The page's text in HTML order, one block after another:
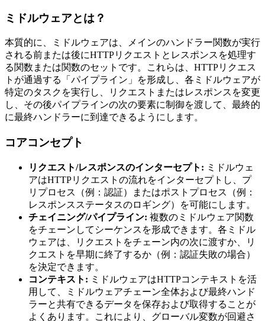
ミドルウェアとは？
本質的に、ミドルウェアは、メインのハンドラー関数が実行
される前または後にHTTPリクエストとレスポンスを処理す
る関数または関数のセットです。これらは、HTTPリクエス
トが通過する「パイプライン」を形成し、各ミドルウェアが
特定のタスクを実行し、リクエストまたはレスポンスを変更
し、その後パイプラインの次の要素に制御を渡して、最終的
に最終ハンドラーに到達できるようにします。
コアコンセプト
リクエスト/レスポンスのインターセプト: ミドルウェ
アはHTTPリクエストの流れをインターセプトし、プ
リプロセス（例：認証）またはポストプロセス（例：
レスポンスステータスのロギング）を可能にします。
チェイニング/パイプライン: 複数のミドルウェア関数
をチェーンしてシーケンスを形成できます。各ミドル
ウェアは、リクエストをチェーン内の次に渡すか、リ
クエストを早期に終了するか（例：認証失敗の場合）
を決定できます。
コンテキスト: ミドルウェアはHTTPコンテキストを活
用して、ミドルウェアチェーン全体および最終ハンド
ラーと共有できるデータを保存および取得することが
よくあります。これにより、グローバル変数が回避さ